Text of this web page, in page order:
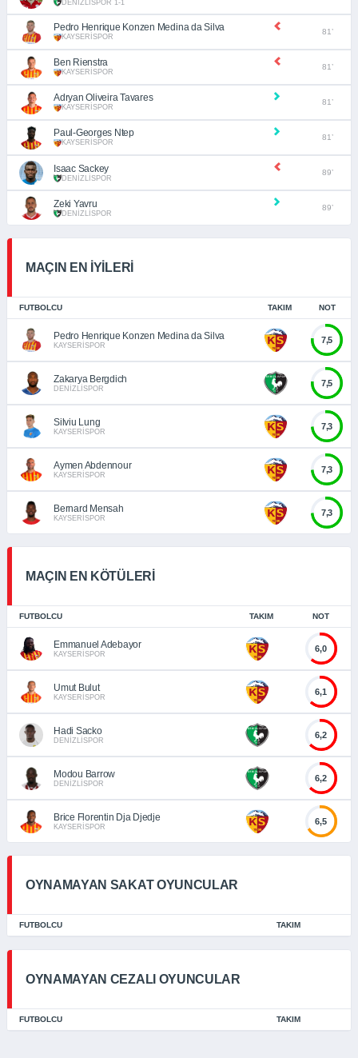
DENİZLİSPOR 1-1
Pedro Henrique Konzen Medina da Silva
KAYSERİSPOR
81’
Ben Rienstra
KAYSERİSPOR
81’
Adryan Oliveira Tavares
KAYSERİSPOR
81’
Paul-Georges Ntep
KAYSERİSPOR
81’
Isaac Sackey
DENİZLİSPOR
89’
Zeki Yavru
DENİZLİSPOR
89’
MAÇIN EN İYİLERİ
FUTBOLCU TAKIM NOT
Pedro Henrique Konzen Medina da Silva
KAYSERİSPOR
7,5
Zakarya Bergdich
DENİZLİSPOR
7,5
Silviu Lung
KAYSERİSPOR
7,3
Aymen Abdennour
KAYSERİSPOR
7,3
Bernard Mensah
KAYSERİSPOR
7,3
MAÇIN EN KÖTÜLERİ
FUTBOLCU TAKIM NOT
Emmanuel Adebayor
KAYSERİSPOR
6,0
Umut Bulut
KAYSERİSPOR
6,1
Hadi Sacko
DENİZLİSPOR
6,2
Modou Barrow
DENİZLİSPOR
6,2
Brice Florentin Dja Djedje
KAYSERİSPOR
6,5
OYNAMAYAN SAKAT OYUNCULAR
FUTBOLCU TAKIM
OYNAMAYAN CEZALI OYUNCULAR
FUTBOLCU TAKIM